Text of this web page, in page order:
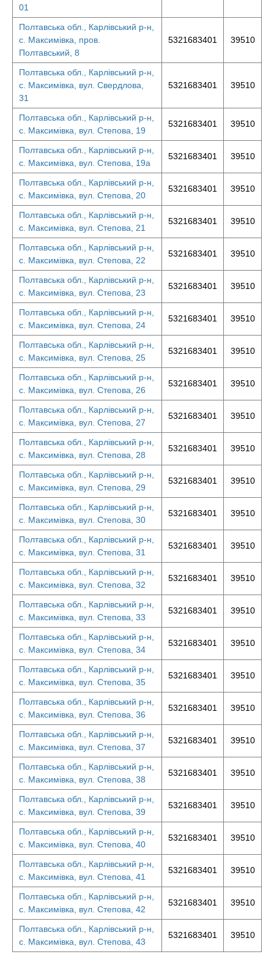
01
Полтавська обл., Карлівський р-н,
с. Максимівка, пров.
Полтавський, 8
5321683401 39510
Полтавська обл., Карлівський р-н,
с. Максимівка, вул. Свердлова,
31
5321683401 39510
Полтавська обл., Карлівський р-н,
с. Максимівка, вул. Степова, 19
5321683401 39510
Полтавська обл., Карлівський р-н,
с. Максимівка, вул. Степова, 19а
5321683401 39510
Полтавська обл., Карлівський р-н,
с. Максимівка, вул. Степова, 20
5321683401 39510
Полтавська обл., Карлівський р-н,
с. Максимівка, вул. Степова, 21
5321683401 39510
Полтавська обл., Карлівський р-н,
с. Максимівка, вул. Степова, 22
5321683401 39510
Полтавська обл., Карлівський р-н,
с. Максимівка, вул. Степова, 23
5321683401 39510
Полтавська обл., Карлівський р-н,
с. Максимівка, вул. Степова, 24
5321683401 39510
Полтавська обл., Карлівський р-н,
с. Максимівка, вул. Степова, 25
5321683401 39510
Полтавська обл., Карлівський р-н,
с. Максимівка, вул. Степова, 26
5321683401 39510
Полтавська обл., Карлівський р-н,
с. Максимівка, вул. Степова, 27
5321683401 39510
Полтавська обл., Карлівський р-н,
с. Максимівка, вул. Степова, 28
5321683401 39510
Полтавська обл., Карлівський р-н,
с. Максимівка, вул. Степова, 29
5321683401 39510
Полтавська обл., Карлівський р-н,
с. Максимівка, вул. Степова, 30
5321683401 39510
Полтавська обл., Карлівський р-н,
с. Максимівка, вул. Степова, 31
5321683401 39510
Полтавська обл., Карлівський р-н,
с. Максимівка, вул. Степова, 32
5321683401 39510
Полтавська обл., Карлівський р-н,
с. Максимівка, вул. Степова, 33
5321683401 39510
Полтавська обл., Карлівський р-н,
с. Максимівка, вул. Степова, 34
5321683401 39510
Полтавська обл., Карлівський р-н,
с. Максимівка, вул. Степова, 35
5321683401 39510
Полтавська обл., Карлівський р-н,
с. Максимівка, вул. Степова, 36
5321683401 39510
Полтавська обл., Карлівський р-н,
с. Максимівка, вул. Степова, 37
5321683401 39510
Полтавська обл., Карлівський р-н,
с. Максимівка, вул. Степова, 38
5321683401 39510
Полтавська обл., Карлівський р-н,
с. Максимівка, вул. Степова, 39
5321683401 39510
Полтавська обл., Карлівський р-н,
с. Максимівка, вул. Степова, 40
5321683401 39510
Полтавська обл., Карлівський р-н,
с. Максимівка, вул. Степова, 41
5321683401 39510
Полтавська обл., Карлівський р-н,
с. Максимівка, вул. Степова, 42
5321683401 39510
Полтавська обл., Карлівський р-н,
с. Максимівка, вул. Степова, 43
5321683401 39510